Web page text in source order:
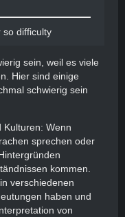
so difficulty
sein, weil es viele
Hier sind einige
schwierig sein
Kulturen: Wenn
sprechen oder
kommen.
verschiedenen
haben und
von